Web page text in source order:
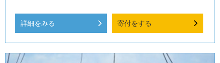
詳細をみる 寄付をする